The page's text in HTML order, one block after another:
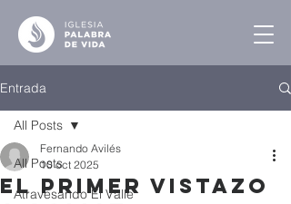
Entrada
All Posts
Atravesando El Valle
All Posts
El Primer Vistazo
Fernando Avilés
10 oct 2025